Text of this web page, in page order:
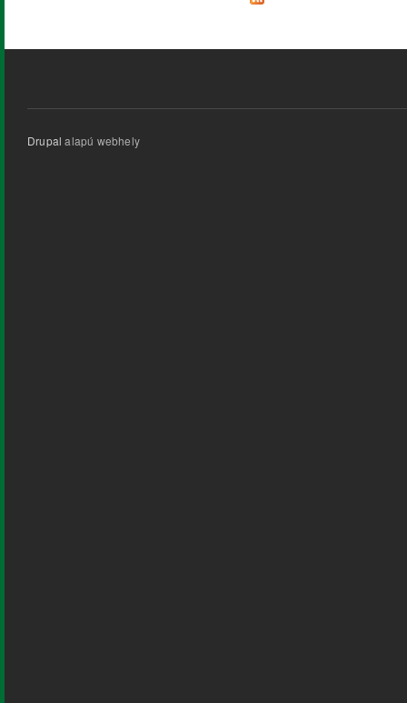
Drupal alapú webhely